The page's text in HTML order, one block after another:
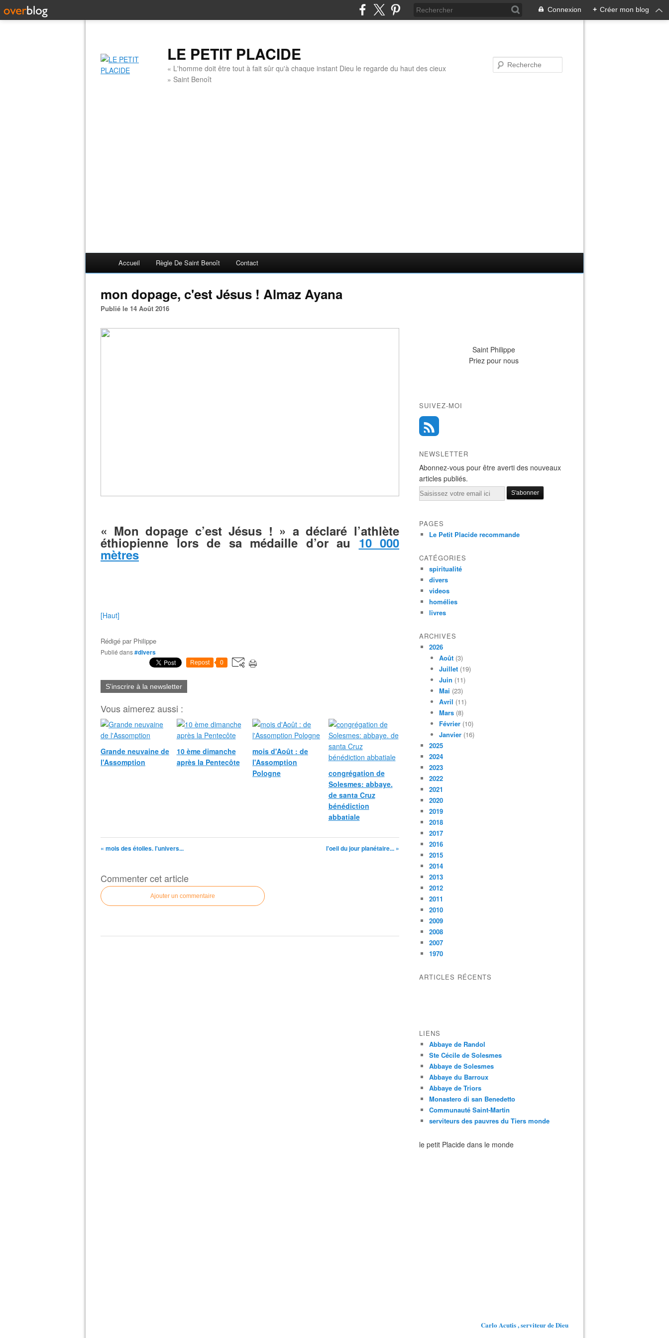
Connexion + Créer mon blog
LE PETIT PLACIDE
« L'homme doit être tout à fait sûr qu'à chaque instant Dieu le regarde du haut des cieux
» Saint Benoît
Accueil Règle De Saint Benoît Contact
mon dopage, c'est Jésus ! Almaz Ayana
Publié le 14 Août 2016
« Mon dopage c’est Jésus ! » a déclaré l’athlète
éthiopienne lors de sa médaille d’or au 10 000
mètres
[Haut]
Rédigé par Philippe
Publié dans#divers
Repost 0
S'inscrire à la newsletter
Vous aimerez aussi :
Grande neuvaine de
l'Assomption
10 ème dimanche
après la Pentecôte
mois d'Août : de
l'Assomption
Pologne
congrégation de
Solesmes: abbaye.
de santa Cruz
bénédiction
abbatiale
« mois des étoiles. l'univers... l'oeil du jour planétaire... »
Commenter cet article
Ajouter un commentaire
Saint Philippe
Priez pour nous
SUIVEZ-MOI
NEWSLETTER
Abonnez-vous pour être averti des nouveaux
articles publiés.
Email
PAGES
Le Petit Placide recommande
CATÉGORIES
spiritualité
divers
videos
homélies
livres
ARCHIVES
2026
Août (3)
Juillet (19)
Juin (11)
Mai (23)
Avril (11)
Mars (8)
Février (10)
Janvier (16)
2025
2024
2023
2022
2021
2020
2019
2018
2017
2016
2015
2014
2013
2012
2011
2010
2009
2008
2007
1970
ARTICLES RÉCENTS
LIENS
Abbaye de Randol
Ste Cécile de Solesmes
Abbaye de Solesmes
Abbaye du Barroux
Abbaye de Triors
Monastero di san Benedetto
Communauté Saint-Martin
serviteurs des pauvres du Tiers monde
le petit Placide dans le monde
Carlo Acutis , serviteur de Dieu